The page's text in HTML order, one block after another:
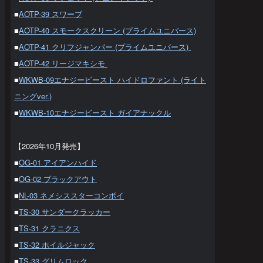
■AOTP-39 スワーブ
■AOTP-40 スモークスクリーン (プライムユニバース)
■AOTP-41 クリフジャンパー (プライムユニバース)
■AOTP-42 リージマキシモ
■WKWB-09エナジービースト ハイドロファント (ライト
ニングver.)
■WKWB-10エナジービースト ガイアナックル
【2026年10月発売】
■OG-01 アイアンハイド
■OG-02 ブラックアウト
■NL-03 ネメシススターコンボイ
■TS-30 サンダークラッカー
■TS-31 クラニクス
■TS-32 ホイルジャック
■TS-33 グリムロック